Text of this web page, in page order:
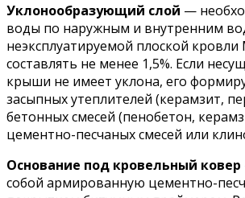
Уклонообразующий слой —
воды по наружным и внутренним
неэксплуатируемой плоской
составлять не менее 1,5%. Если
крыши не имеет уклона, его
засыпных утеплителей (керамзит,
бетонных смесей (пенобетон,
цементно-песчаных смесей или
Основание под кровельный ковер
собой армированную цементно-